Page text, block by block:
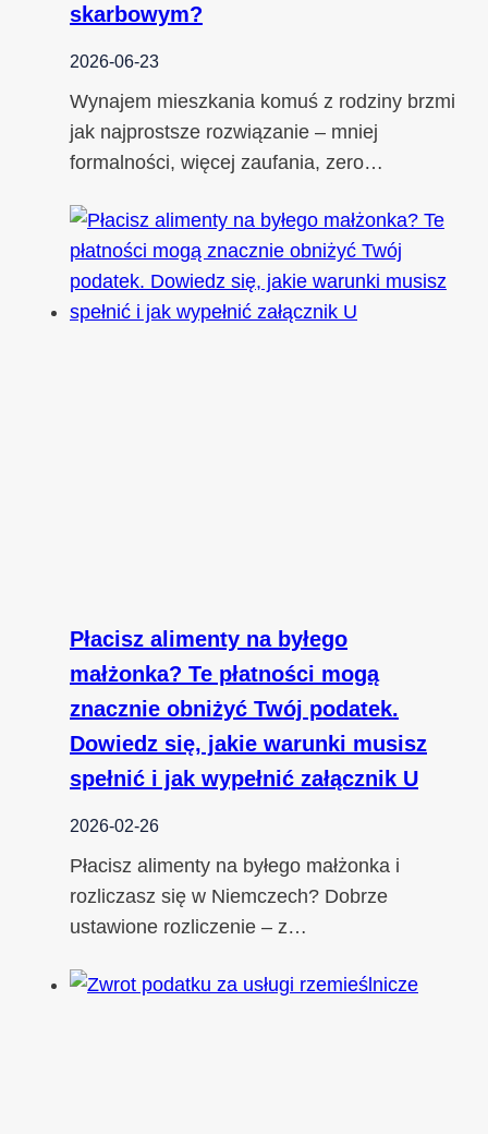
skarbowym?
2026-06-23
Wynajem mieszkania komuś z rodziny brzmi
jak najprostsze rozwiązanie – mniej
formalności, więcej zaufania, zero…
Płacisz alimenty na byłego
małżonka? Te płatności mogą
znacznie obniżyć Twój podatek.
Dowiedz się, jakie warunki musisz
spełnić i jak wypełnić załącznik U
2026-02-26
Płacisz alimenty na byłego małżonka i
rozliczasz się w Niemczech? Dobrze
ustawione rozliczenie – z…